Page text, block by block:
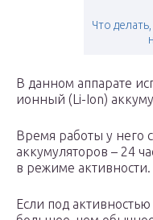
Что
В данном аппарате
ионный (Li-Ion)
Время работы у него
аккумуляторов – 24
в режиме активности.
Если под